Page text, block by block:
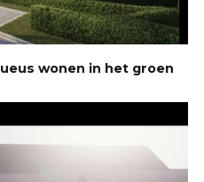
wonen in het groen